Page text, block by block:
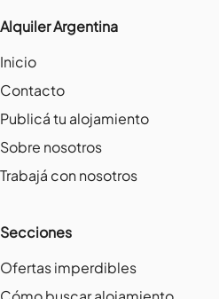
Alquiler Argentina
Inicio
Contacto
Publicá tu alojamiento
Sobre nosotros
Trabajá con nosotros
Secciones
Ofertas imperdibles